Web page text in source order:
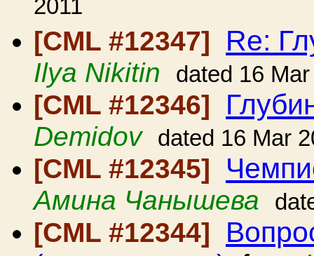
2011
[CML #12347]
Re:
Ilya Nikitin dated 16
[CML #12346]
Demidov dated 16 Mar
[CML #12345]
Амина Чанышева
[CML #12344]